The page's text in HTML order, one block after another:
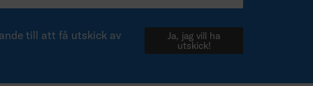
till att få utskick av
Ja, jag vill ha
utskick!